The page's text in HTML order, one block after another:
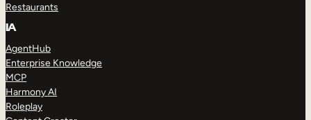
Restaurants
IA
AgentHub
Enterprise Knowledge
MCP
Harmony AI
Roleplay